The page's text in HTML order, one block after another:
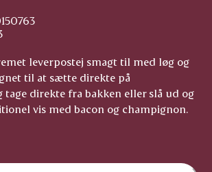
leverpostej smagt til med løg og
til at sætte direkte på
direkte fra bakken eller slå ud og
vis med bacon og champignon.